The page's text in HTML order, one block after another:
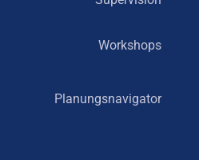
Workshops
Planungsnavigator